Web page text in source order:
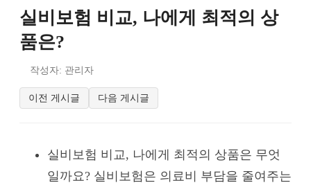
실비보험 비교, 나에게 최적의 상
품은?
작성자: 관리자
이전 게시글 다음 게시글
실비보험 비교, 나에게 최적의 상품은 무엇
일까요? 실비보험은 의료비 부담을 줄여주는